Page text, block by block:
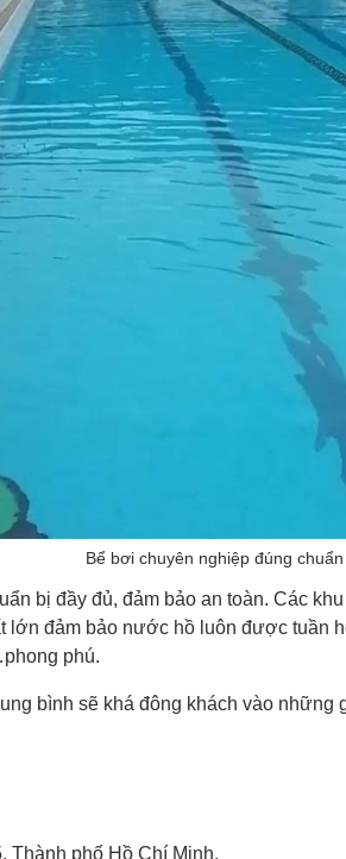
Bể bơi chuyên nghiệp đúng
bị đầy đủ, đảm bảo an toàn. Các
lớn đảm bảo nước hồ luôn được tuần
phú.
bình sẽ khá đông khách vào những
phố Hồ Chí Minh.